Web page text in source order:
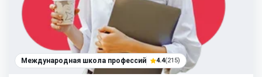
Международная школа профессий 4.4(215)